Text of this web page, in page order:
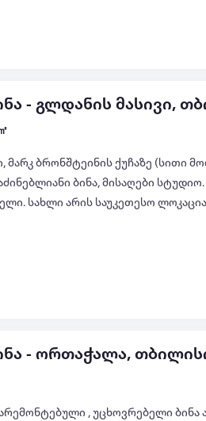
555178078; 579251197 ქეთი
- გლდანის მასივი,
მარკ ბრონშტეინის ქუჩაზე (სითი
ბინა, მისაღები
სახლი არის საუკეთესო
- ორთაჭალა,
, უცხოვრებელი ბინა